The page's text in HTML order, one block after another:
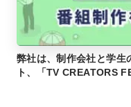
弊社は、制作会社と学生
ト、「TV CREATORS